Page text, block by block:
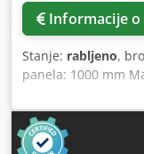
Informacije o
Stanje: rabljeno,
panela: 1000 mm
injektora: 12